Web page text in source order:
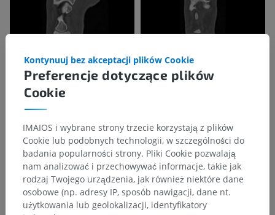
Preferencje dotyczące plików
Cookie
Kontynuuj bez akceptacji plików Cookie
IMAIOS i wybrane strony trzecie korzystają z plików
Cookie lub podobnych technologii, w szczególności do
badania popularności strony. Pliki Cookie pozwalają
nam analizować i przechowywać informacje, takie jak
rodzaj Twojego urządzenia, jak również niektóre dane
osobowe (np. adresy IP, sposób nawigacji, dane nt.
użytkowania lub geolokalizacji, identyfikatory